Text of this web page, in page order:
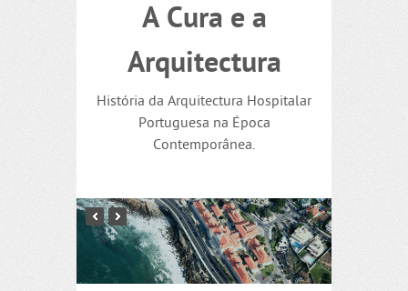
A Cura e a
Arquitectura
História da Arquitectura Hospitalar
Portuguesa na Época
Contemporânea.